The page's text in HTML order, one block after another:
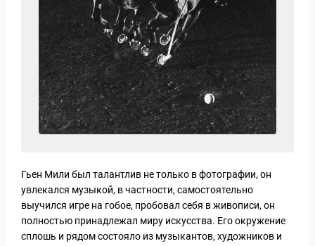
Гьен Мили был талантлив не только в фотографии, он
увлекался музыкой, в частности, самостоятельно
выучился игре на гобое, пробовал себя в живописи, он
полностью принадлежал миру искусства. Его окружение
сплошь и рядом состояло из музыкантов, художников и